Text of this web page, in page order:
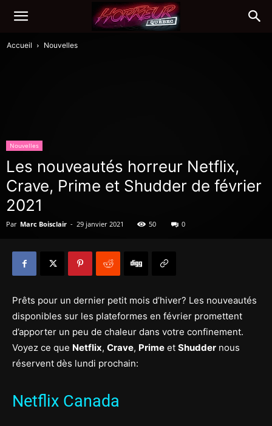
Accueil Nouvelles
Nouvelles
Les nouveautés horreur Netflix,
Crave, Prime et Shudder de février
2021
Par Marc Boisclair - 29 janvier 2021 50 0
Prêts pour un dernier petit mois d’hiver? Les nouveautés
disponibles sur les plateformes en février promettent
d’apporter un peu de chaleur dans votre confinement.
Voyez ce que Netflix, Crave, Prime et Shudder nous
réservent dès lundi prochain:
Netflix Canada